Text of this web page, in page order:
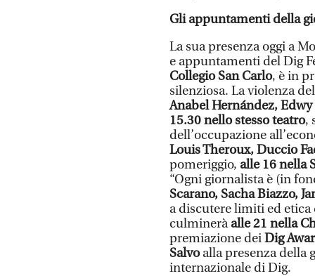
Gli appuntamenti della
La sua presenza oggi a
e appuntamenti del Dig
Collegio San Carlo, è in
silenziosa. La violenza
Anabel Hernández,
15.30 nello stesso teatro,
dell’occupazione
Louis Theroux, Duccio
pomeriggio, alle 16 nella
“Ogni giornalista è (in
Scarano, Sacha Biazzo,
a discutere limiti ed
culmineràalle 21 nella
premiazione deiDig
Salvoalla presenza della
internazionale di Dig.